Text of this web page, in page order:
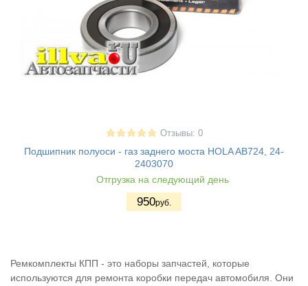
Отзывы: 0
Подшипник полуоси - газ заднего моста HOLA AB724, 24-
2403070
Отгрузка на следующий день
950руб.
Ремкомплекты КПП - это наборы запчастей, которые
используются для ремонта коробки передач автомобиля. Они